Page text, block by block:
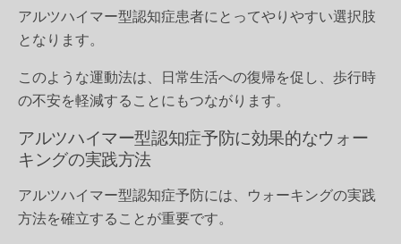
アルツハイマー型認知症患者にとってやりやすい選択肢
となります。
このような運動法は、日常生活への復帰を促し、歩行時
の不安を軽減することにもつながります。
アルツハイマー型認知症予防に効果的なウォー
キングの実践方法
アルツハイマー型認知症予防には、ウォーキングの実践
方法を確立することが重要です。